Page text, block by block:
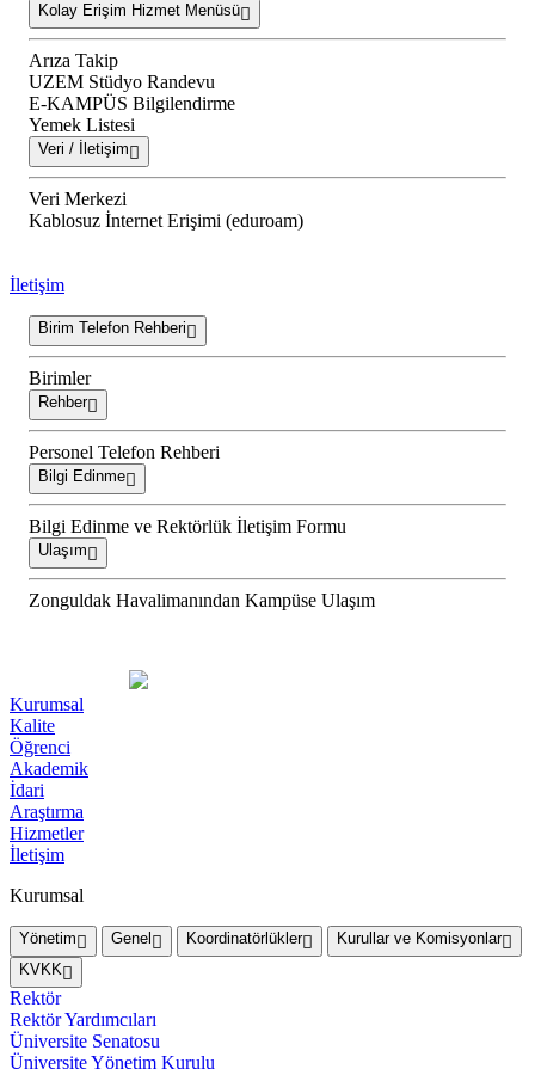
Kolay Erişim Hizmet Menüsü
Arıza Takip
UZEM Stüdyo Randevu
E-KAMPÜS Bilgilendirme
Yemek Listesi
Veri / İletişim
Veri Merkezi
Kablosuz İnternet Erişimi (eduroam)
İletişim
Birim Telefon Rehberi
Birimler
Rehber
Personel Telefon Rehberi
Bilgi Edinme
Bilgi Edinme ve Rektörlük İletişim Formu
Ulaşım
Zonguldak Havalimanından Kampüse Ulaşım
Kurumsal
Kalite
Öğrenci
Akademik
İdari
Araştırma
Hizmetler
İletişim
Kurumsal
Yönetim Genel Koordinatörlükler
Kurullar ve Komisyonlar
KVKK
Rektör
Rektör Yardımcıları
Üniversite Senatosu
Üniversite Yönetim Kurulu